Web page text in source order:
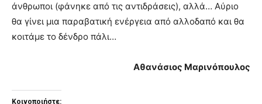
άνθρωποι (φάνηκε από τις αντιδράσεις), αλλά… Αύριο
θα γίνει μια παραβατική ενέργεια από αλλοδαπό και θα
κοιτάμε το δένδρο πάλι…
Αθανάσιος Μαρινόπουλος
Κοινοποιήστε: